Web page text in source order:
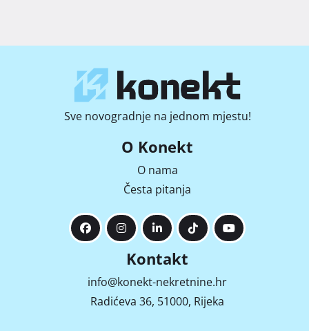
Sve novogradnje na jednom mjestu!
O Konekt
O nama
Česta pitanja
Kontakt
info@konekt-nekretnine.hr
Radićeva 36, 51000, Rijeka